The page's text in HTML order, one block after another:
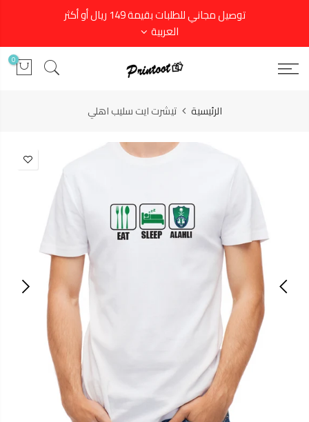
توصيل مجاني للطلبات بقيمة 149 ريال أو أكثر
العربية
0
الرئيسية تيشرت ايت سليب اهلي